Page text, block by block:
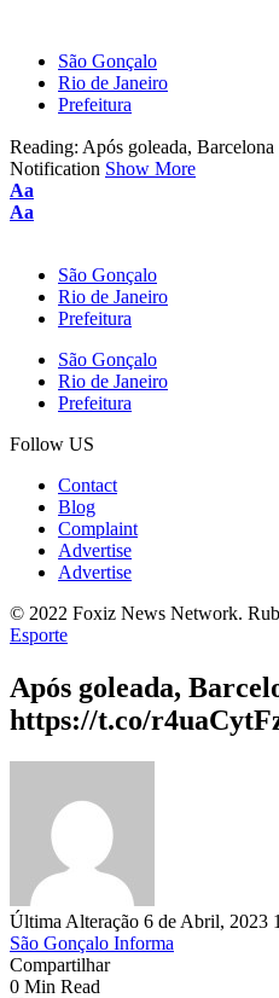
São Gonçalo
Rio de Janeiro
Prefeitura
Reading: Após goleada,
Notification Show More
Font
Resizer
Aa
Font
Aa
São Gonçalo
Rio de Janeiro
Prefeitura
São Gonçalo
Rio de Janeiro
Prefeitura
Follow US
Contact
Blog
Complaint
Advertise
Advertise
© 2022 Foxiz News Network.
Esporte
Após goleada,
https://t.co/
Última Alteração 6 de Abril, 2023
São Gonçalo Informa
Compartilhar
0 Min Read